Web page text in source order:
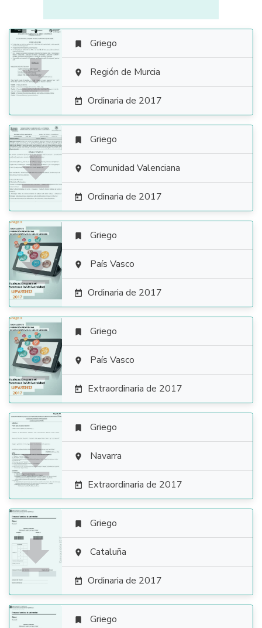

 Griego
 Región de Murcia
 Ordinaria de 2017

 Griego
 Comunidad Valenciana
 Ordinaria de 2017

 Griego
 País Vasco
 Ordinaria de 2017

 Griego
 País Vasco
 Extraordinaria de 2017

 Griego
 Navarra
 Extraordinaria de 2017

 Griego
 Cataluña
 Ordinaria de 2017
 Griego